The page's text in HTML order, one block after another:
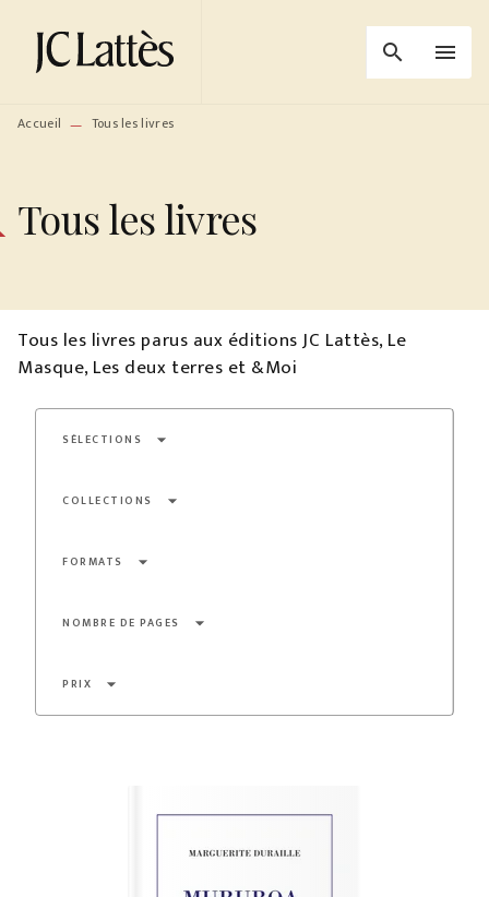
MENU RECHERCHE
PIED DE PAGE
search menu
Accueil — Tous les livres
Tous les livres
Tous les livres parus aux éditions JC Lattès, Le
Masque, Les deux terres et &Moi
SÉLECTIONS arrow_drop_down
COLLECTIONS arrow_drop_down
FORMATS arrow_drop_down
NOMBRE DE PAGES arrow_drop_down
PRIX arrow_drop_down